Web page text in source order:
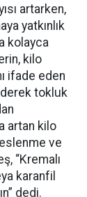
artarken,
yatkınlık
kolayca
kilo
ifade eden
tokluk
artan kilo
ve
“Kremalı
karanfil
dedi.